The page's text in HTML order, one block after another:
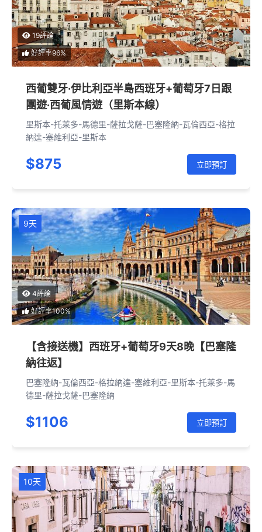
19評論
好評率96%
西葡雙牙·伊比利亞半島西班牙+葡萄牙7日跟
團遊·西葡風情遊（里斯本線）
里斯本-托萊多-馬德里-薩拉戈薩-巴塞隆納-瓦倫西亞-格拉
納達-塞維利亞-里斯本
$875 立即預訂
9天
4評論
好評率100%
【含接送機】西班牙+葡萄牙9天8晚【巴塞隆
納往返】
巴塞隆納-瓦倫西亞-格拉納達-塞維利亞-里斯本-托萊多-馬
德里-薩拉戈薩-巴塞隆納
$1106 立即預訂
10天